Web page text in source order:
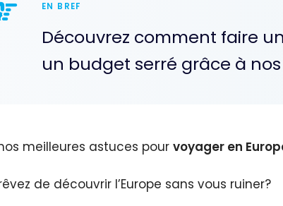
EN BREF
Découvrez comment faire
un budget serré grâce à
meilleures astuces pour voyager en
de découvrir l’Europe sans vous ruiner?